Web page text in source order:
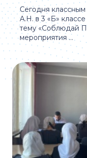
Сегодня
А.Н. в 3 «Б»
тему «Соблюдай
мероприятия ...